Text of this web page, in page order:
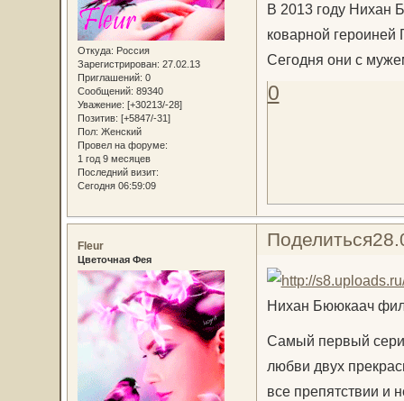
Откуда: Россия
Зарегистрирован: 27.02.13
Приглашений: 0
Сообщений: 89340
Уважение: [+30213/-28]
Позитив: [+5847/-31]
Пол: Женский
Провел на форуме:
1 год 9 месяцев
Последний визит:
Сегодня 06:59:09
В 2013 году Нихан
коварной
Сегодня они с
0
Поделиться
Fleur
Цветочная Фея
Нихан Бююкаач
Самый первый
любви двух
все препятствии и